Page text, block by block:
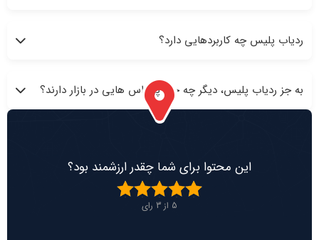
ردیاب پلیس چه کاربردهایی دارد؟
به جز ردیاب پلیس، دیگر چه جی پی اس هایی در بازار دارند؟
این محتوا برای شما چقدر ارزشمند بود؟
5 از 3 رای